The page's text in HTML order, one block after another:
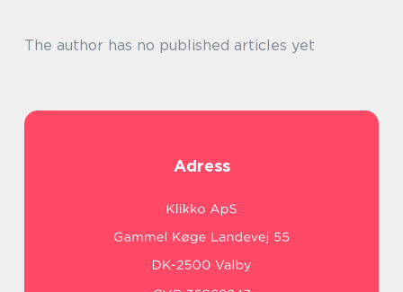
The author has no published articles yet
Adress